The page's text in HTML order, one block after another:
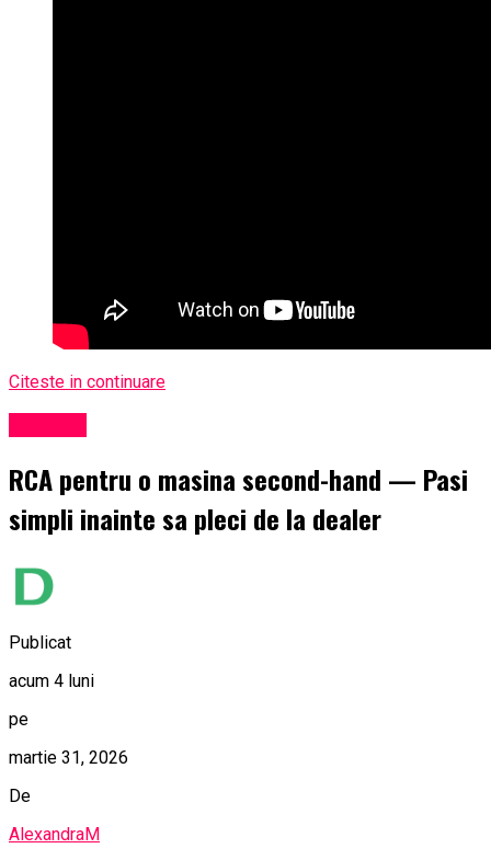
Citeste in continuare
RCA pentru o masina second-hand — Pasi
simpli inainte sa pleci de la dealer
Publicat
acum 4 luni
pe
martie 31, 2026
De
AlexandraM